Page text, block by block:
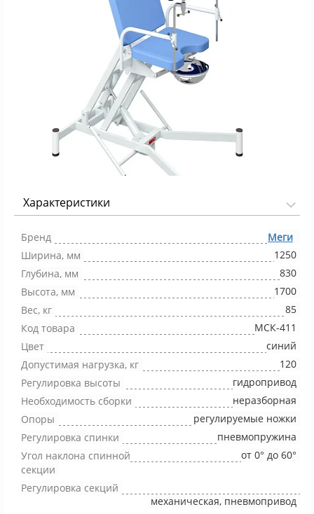
Характеристики
Бренд
Меги
Ширина, мм
1250
Глубина, мм
830
Высота, мм
1700
Вес, кг
85
Код товара
МСК-411
Цвет
синий
Допустимая нагрузка, кг
120
Регулировка высоты
гидропривод
Необходимость сборки
неразборная
Опоры
регулируемые ножки
Регулировка спинки
пневмопружина
Угол наклона спинной
секции
от 0° до 60°
Регулировка секций
механическая, пневмопривод